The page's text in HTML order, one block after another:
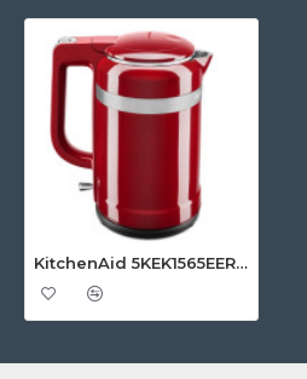
KitchenAid 5KEK1565EER KitchenAid vízforraló